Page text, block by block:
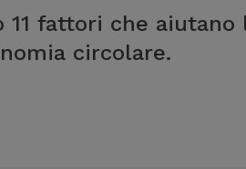
fattori che aiutano
circolare.